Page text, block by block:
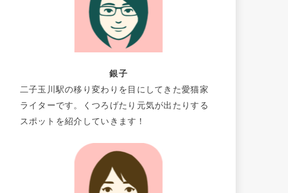
銀子
二子玉川駅の移り変わりを目にしてきた愛猫家
ライターです。くつろげたり元気が出たりする
スポットを紹介していきます！